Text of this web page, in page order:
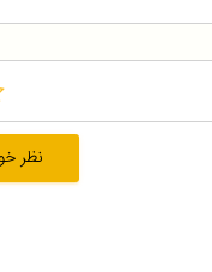
نظر